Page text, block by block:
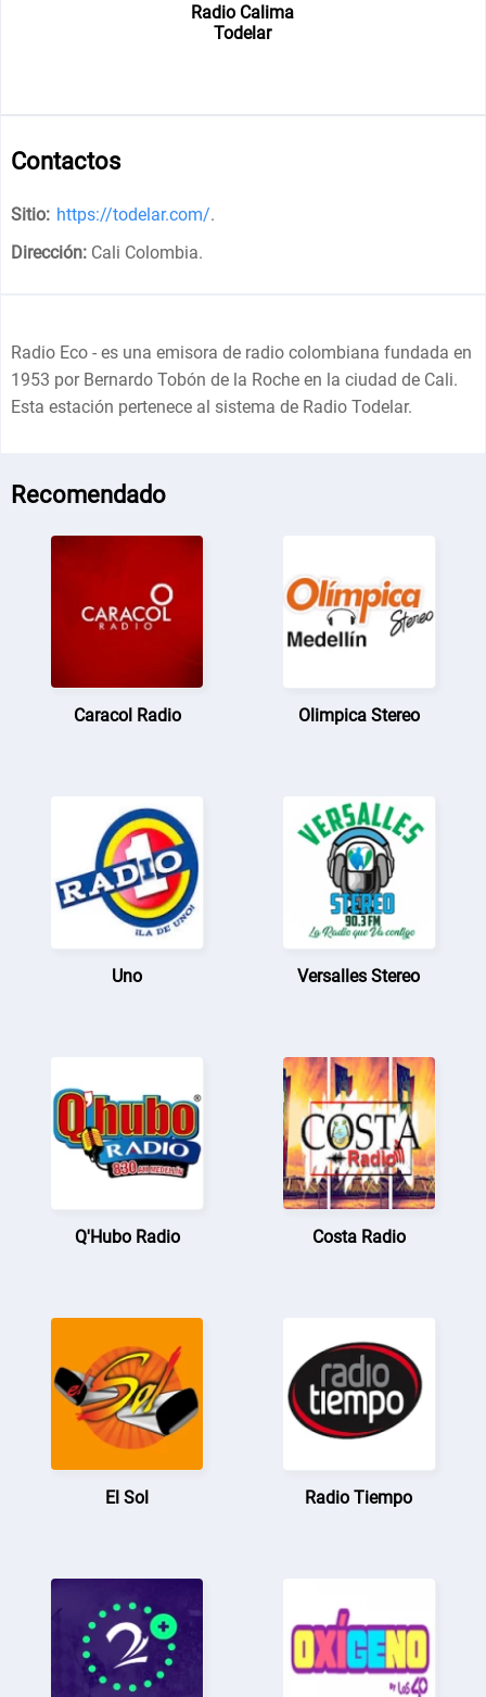
Radio Calima
Todelar
Contactos
Sitio: https://todelar.com/.
Dirección: Cali Colombia.
Radio Eco - es una emisora de radio colombiana fundada en
1953 por Bernardo Tobón de la Roche en la ciudad de Cali.
Esta estación pertenece al sistema de Radio Todelar.
Recomendado
Caracol Radio Olimpica Stereo
Uno Versalles Stereo
Q'Hubo Radio Costa Radio
El Sol Radio Tiempo